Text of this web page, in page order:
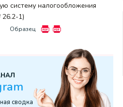
систему налогообложения
1)
Образец
сводка